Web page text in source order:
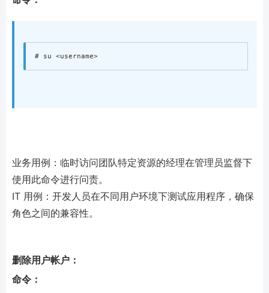
业务用例：临时访问团队特定资源的经理在管理员监督下
使用此命令进行问责。
IT 用例：开发人员在不同用户环境下测试应用程序，确保
角色之间的兼容性。
删除用户帐户：
命令：